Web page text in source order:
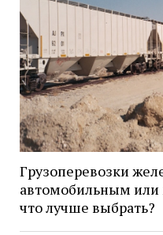
Грузоперевозки
автомобильным
что лучше выбрать?